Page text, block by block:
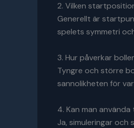
2. Vilken
Generellt är
spelets symmetri
3. Hur påverkar
Tyngre och större
sannolikheten för
4. Kan man
Ja, simuleringar